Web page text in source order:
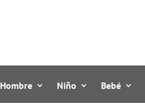
Hombre Niño Bebé